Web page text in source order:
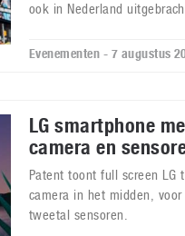
ook in Nederland
Evenementen - 7 augustus
LG smartphone
camera en
Patent toont full screen LG
camera in het midden,
tweetal sensoren.